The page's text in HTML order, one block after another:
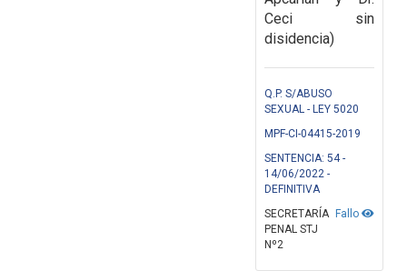
Ceci sin
disidencia)
Q.P. S/ABUSO
SEXUAL - LEY 5020
MPF-CI-04415-2019
SENTENCIA: 54 -
14/06/2022 -
DEFINITIVA
Fallo
SECRETARÍA
PENAL STJ
Nº2